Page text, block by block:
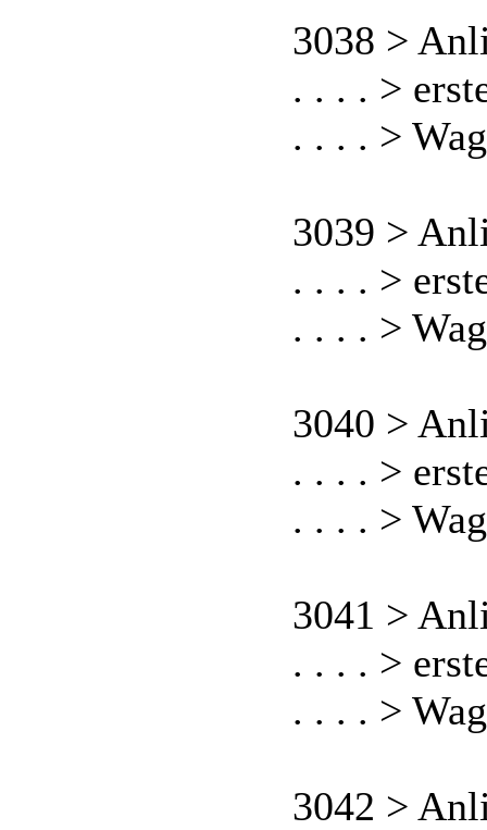
3038 >
. . . . >
. . . . >
3039 >
. . . . >
. . . . >
3040 >
. . . . >
. . . . >
3041 >
. . . . >
. . . . >
3042 >